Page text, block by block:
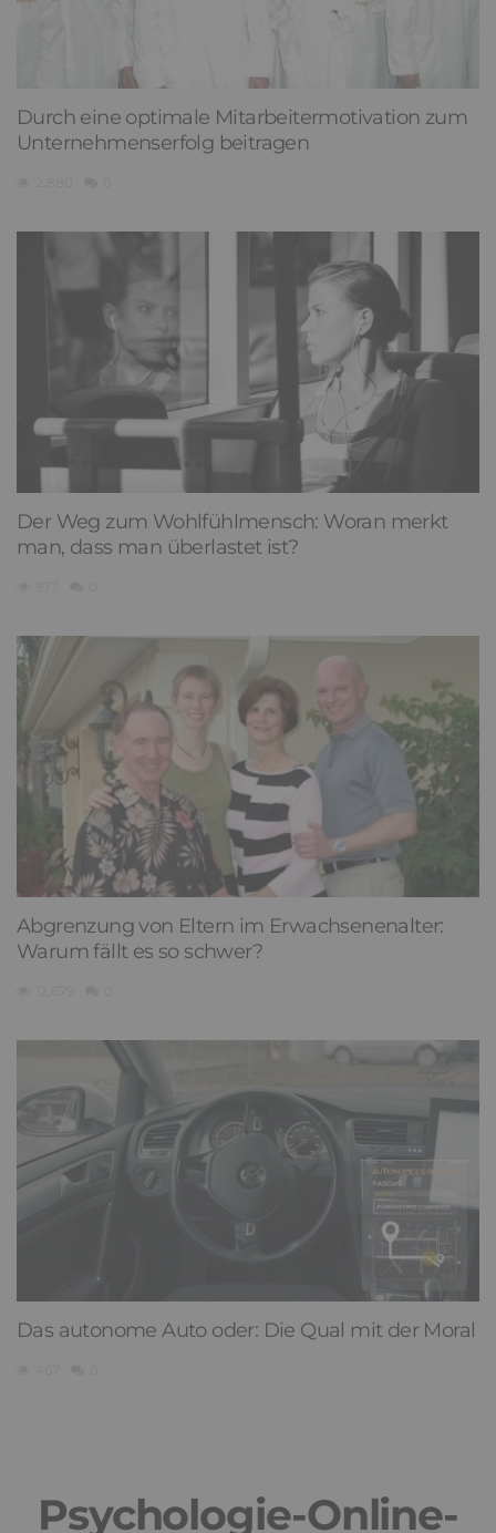
Durch eine optimale Mitarbeitermotivation zum
Unternehmenserfolg beitragen
Der Weg zum Wohlfühlmensch: Woran merkt
man, dass man überlastet ist?
Abgrenzung von Eltern im Erwachsenenalter:
Warum fällt es so schwer?
Das autonome Auto oder: Die Qual mit der Moral
Psychologie-Online-